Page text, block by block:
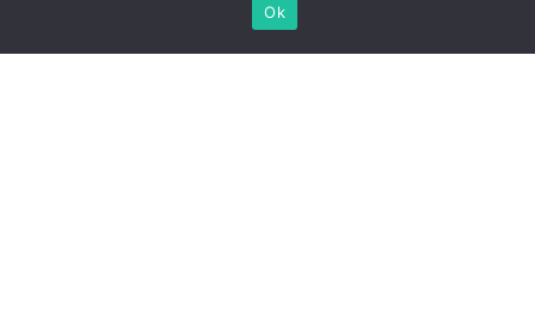
Telefonnummer
Thomas 0043-664/4513945
Ok